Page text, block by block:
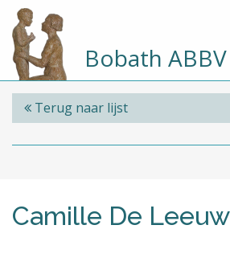
Bobath ABBV
Terug naar lijst
Camille De Leeuw